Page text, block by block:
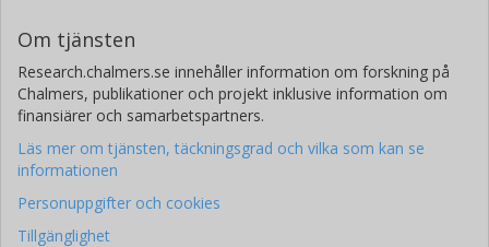
Om tjänsten
Research.chalmers.se innehåller information om forskning på
Chalmers, publikationer och projekt inklusive information om
finansiärer och samarbetspartners.
Läs mer om tjänsten, täckningsgrad och vilka som kan se
informationen
Personuppgifter och cookies
Tillgänglighet